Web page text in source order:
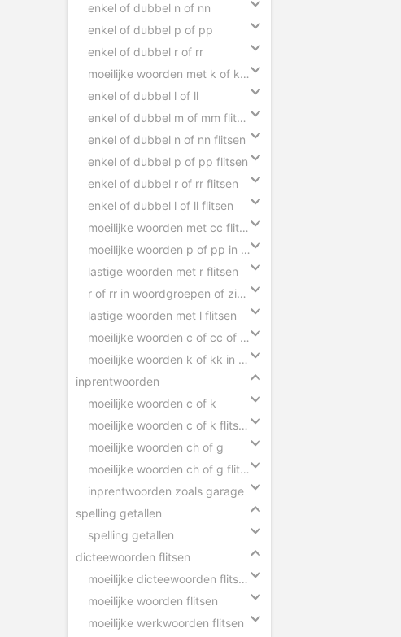
enkel of dubbel n of nn
enkel of dubbel p of pp
enkel of dubbel r of rr
moeilijke woorden met k of kk flitsen
enkel of dubbel l of ll
enkel of dubbel m of mm flitsen
enkel of dubbel n of nn flitsen
enkel of dubbel p of pp flitsen
enkel of dubbel r of rr flitsen
enkel of dubbel l of ll flitsen
moeilijke woorden met cc flitsen
moeilijke woorden p of pp in zinnen
lastige woorden met r flitsen
r of rr in woordgroepen of zinnen
lastige woorden met l flitsen
moeilijke woorden c of cc of ck in zinnen
moeilijke woorden k of kk in zinnen
inprentwoorden
moeilijke woorden c of k
moeilijke woorden c of k flitsen
moeilijke woorden ch of g
moeilijke woorden ch of g flitsen
inprentwoorden zoals garage
spelling getallen
spelling getallen
dicteewoorden flitsen
moeilijke dicteewoorden flitsen
moeilijke woorden flitsen
moeilijke werkwoorden flitsen